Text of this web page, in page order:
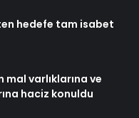
hedefe tam isabet
mal varlıklarına ve
haciz konuldu